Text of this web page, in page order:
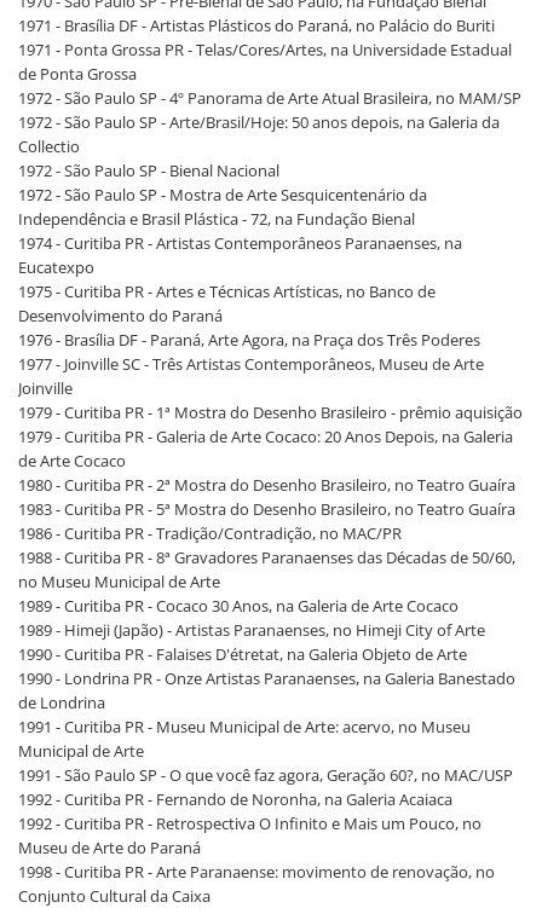
1971 - Brasília DF - Artistas Plásticos do Paraná, no Palácio do Buriti
1971 - Ponta Grossa PR - Telas/Cores/Artes, na Universidade Estadual
de Ponta Grossa
1972 - São Paulo SP - 4º Panorama de Arte Atual Brasileira, no MAM/SP
1972 - São Paulo SP - Arte/Brasil/Hoje: 50 anos depois, na Galeria da
Collectio
1972 - São Paulo SP - Bienal Nacional
1972 - São Paulo SP - Mostra de Arte Sesquicentenário da
Independência e Brasil Plástica - 72, na Fundação Bienal
1974 - Curitiba PR - Artistas Contemporâneos Paranaenses, na
Eucatexpo
1975 - Curitiba PR - Artes e Técnicas Artísticas, no Banco de
Desenvolvimento do Paraná
1976 - Brasília DF - Paraná, Arte Agora, na Praça dos Três Poderes
1977 - Joinville SC - Três Artistas Contemporâneos, Museu de Arte
Joinville
1979 - Curitiba PR - 1ª Mostra do Desenho Brasileiro - prêmio aquisição
1979 - Curitiba PR - Galeria de Arte Cocaco: 20 Anos Depois, na Galeria
de Arte Cocaco
1980 - Curitiba PR - 2ª Mostra do Desenho Brasileiro, no Teatro Guaíra
1983 - Curitiba PR - 5ª Mostra do Desenho Brasileiro, no Teatro Guaíra
1986 - Curitiba PR - Tradição/Contradição, no MAC/PR
1988 - Curitiba PR - 8ª Gravadores Paranaenses das Décadas de 50/60,
no Museu Municipal de Arte
1989 - Curitiba PR - Cocaco 30 Anos, na Galeria de Arte Cocaco
1989 - Himeji (Japão) - Artistas Paranaenses, no Himeji City of Arte
1990 - Curitiba PR - Falaises D'étretat, na Galeria Objeto de Arte
1990 - Londrina PR - Onze Artistas Paranaenses, na Galeria Banestado
de Londrina
1991 - Curitiba PR - Museu Municipal de Arte: acervo, no Museu
Municipal de Arte
1991 - São Paulo SP - O que você faz agora, Geração 60?, no MAC/USP
1992 - Curitiba PR - Fernando de Noronha, na Galeria Acaiaca
1992 - Curitiba PR - Retrospectiva O Infinito e Mais um Pouco, no
Museu de Arte do Paraná
1998 - Curitiba PR - Arte Paranaense: movimento de renovação, no
Conjunto Cultural da Caixa